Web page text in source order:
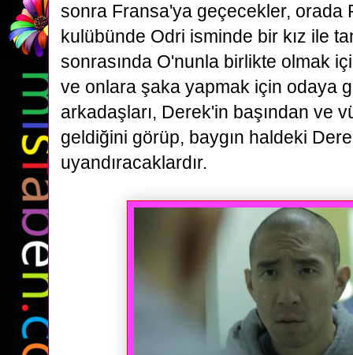
sonra Fransa'ya geçecekler, orada
kulübünde Odri isminde bir kız ile
sonrasında O'nunla birlikte olmak
ve onlara şaka yapmak için odaya
arkadaşları, Derek'in başından ve
geldiğini görüp, baygın haldeki
uyandıracaklardır.